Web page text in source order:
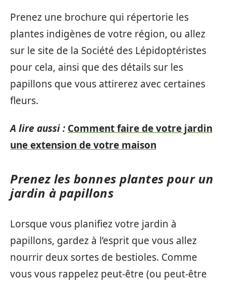
Prenez une brochure qui répertorie les
plantes indigènes de votre région, ou allez
sur le site de la Société des Lépidoptéristes
pour cela, ainsi que des détails sur les
papillons que vous attirerez avec certaines
fleurs.
A lire aussi : Comment faire de votre jardin
une extension de votre maison
Prenez les bonnes plantes pour un
jardin à papillons
Lorsque vous planifiez votre jardin à
papillons, gardez à l’esprit que vous allez
nourrir deux sortes de bestioles. Comme
vous vous rappelez peut-être (ou peut-être